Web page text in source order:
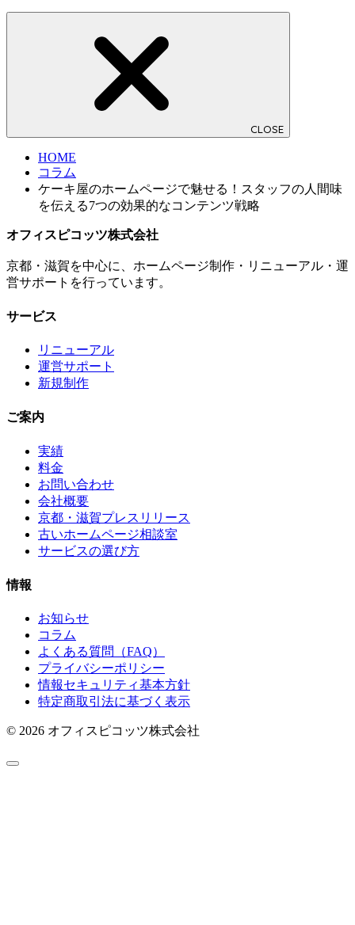
CLOSE
HOME
コラム
ケーキ屋のホームページで魅せる！スタッフの人間味
を伝える7つの効果的なコンテンツ戦略
オフィスピコッツ株式会社
京都・滋賀を中心に、ホームページ制作・リニューアル・運
営サポートを行っています。
サービス
リニューアル
運営サポート
新規制作
ご案内
実績
料金
お問い合わせ
会社概要
京都・滋賀プレスリリース
古いホームページ相談室
サービスの選び方
情報
お知らせ
コラム
よくある質問（FAQ）
プライバシーポリシー
情報セキュリティ基本方針
特定商取引法に基づく表示
© 2026 オフィスピコッツ株式会社